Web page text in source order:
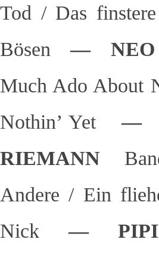
Tod / Das
Bösen
— NEO
Much Ado About
Nothin’ Yet
—
RIEMANN
Andere / Ein
Nick
—